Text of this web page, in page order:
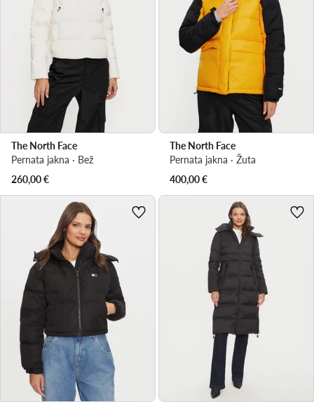
The North Face
Pernata jakna · Bež
260,00€
The North Face
Pernata jakna · Žuta
400,00€